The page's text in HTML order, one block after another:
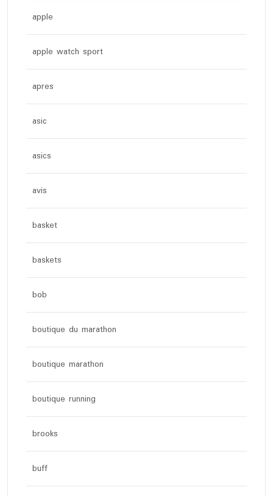
apple
apple watch sport
apres
asic
asics
avis
basket
baskets
bob
boutique du marathon
boutique marathon
boutique running
brooks
buff